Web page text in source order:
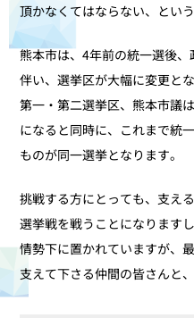
頂かなくてはならない、とい
熊本市は、4年前の統一選後
伴い、選挙区が大幅に変更と
第一・第二選挙区、熊本市議
になると同時に、これまで統
ものが同一選挙となります。
挑戦する方にとっても、支え
選挙戦を戦うことになります
情勢下に置かれていますが、
支えて下さる仲間の皆さんと